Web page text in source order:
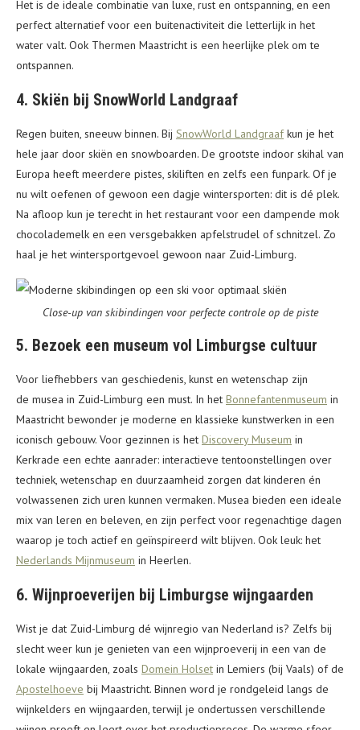
Het is de ideale combinatie van luxe, rust en ontspanning, en een
perfect alternatief voor een buitenactiviteit die letterlijk in het
water valt. Ook Thermen Maastricht is een heerlijke plek om te
ontspannen.
4. Skiën bij SnowWorld Landgraaf
Regen buiten, sneeuw binnen. Bij SnowWorld Landgraafkun je het
hele jaar door skiën en snowboarden. De grootste indoor skihal van
Europa heeft meerdere pistes, skiliften en zelfs een funpark. Of je
nu wilt oefenen of gewoon een dagje wintersporten: dit is dé plek.
Na afloop kun je terecht in het restaurant voor een dampende mok
chocolademelk en een versgebakken apfelstrudel of schnitzel. Zo
haal je het wintersportgevoel gewoon naar Zuid-Limburg.
Close-up van skibindingen voor perfecte controle op de piste
5. Bezoek een museum vol Limburgse cultuur
Voor liefhebbers van geschiedenis, kunst en wetenschap zijn
de musea in Zuid-Limburg een must. In het Bonnefantenmuseum in
Maastricht bewonder je moderne en klassieke kunstwerken in een
iconisch gebouw. Voor gezinnen is het Discovery Museum in
Kerkrade een echte aanrader: interactieve tentoonstellingen over
techniek, wetenschap en duurzaamheid zorgen dat kinderen én
volwassenen zich uren kunnen vermaken. Musea bieden een ideale
mix van leren en beleven, en zijn perfect voor regenachtige dagen
waarop je toch actief en geïnspireerd wilt blijven. Ook leuk: het
Nederlands Mijnmuseum in Heerlen.
6. Wijnproeverijen bij Limburgse wijngaarden
Wist je dat Zuid-Limburg dé wijnregio van Nederland is? Zelfs bij
slecht weer kun je genieten van een wijnproeverij in een van de
lokale wijngaarden, zoals Domein Holset in Lemiers (bij Vaals) of de
Apostelhoeve bij Maastricht. Binnen word je rondgeleid langs de
wijnkelders en wijngaarden, terwijl je ondertussen verschillende